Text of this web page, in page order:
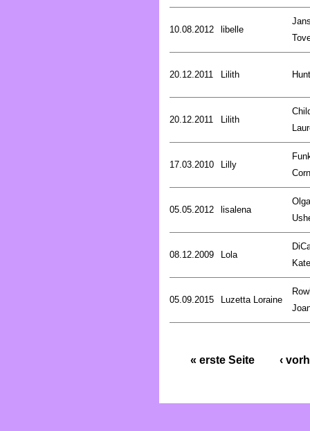
10.08.2012 libelle
20.12.2011 Lilith
20.12.2011 Lilith
17.03.2010 Lilly
05.05.2012 lisalena
Olga
08.12.2009 Lola
Kate
05.09.2015 Luzetta Loraine
« erste Seite ‹